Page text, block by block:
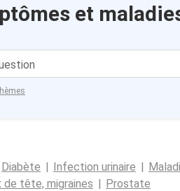
et
Diabète Infection urinaire
de tête, migraines Prostate